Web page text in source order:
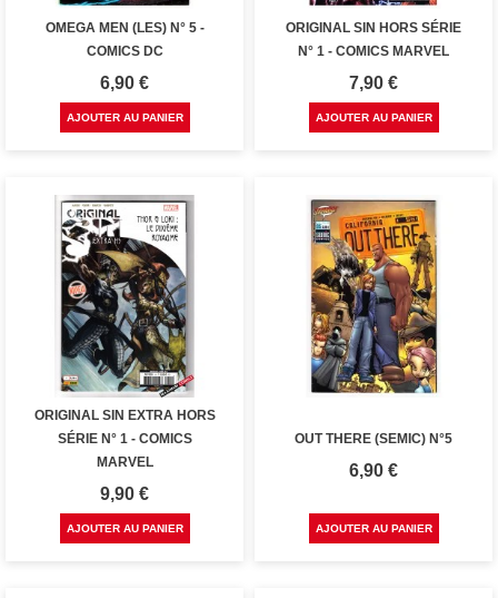
OMEGA MEN (LES) N° 5 -
COMICS DC
Prix
6,90 €
AJOUTER AU PANIER
ORIGINAL SIN HORS SÉRIE
N° 1 - COMICS MARVEL
Prix
7,90 €
AJOUTER AU PANIER
ORIGINAL SIN EXTRA HORS
SÉRIE N° 1 - COMICS
MARVEL
Prix
9,90 €
AJOUTER AU PANIER
OUT THERE (SEMIC) N°5
Prix
6,90 €
AJOUTER AU PANIER